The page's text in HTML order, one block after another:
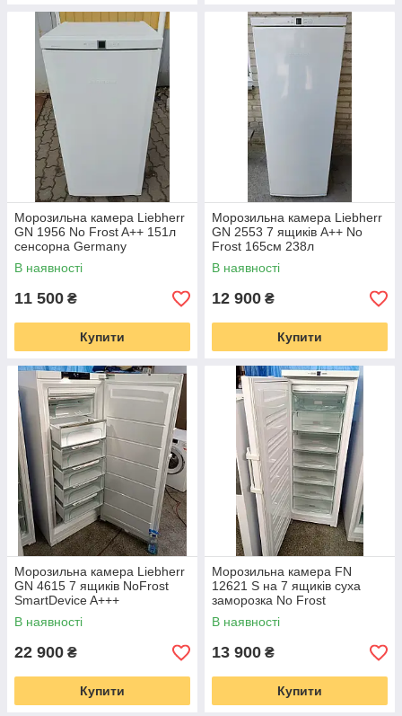
Морозильна камера Liebherr
GN 1956 No Frost A++ 151л
сенсорна Germany
В наявності
11 500 ₴
Купити
Морозильна камера Liebherr
GN 2553 7 ящиків А++ No
Frost 165см 238л
В наявності
12 900 ₴
Купити
Морозильна камера Liebherr
GN 4615 7 ящиків NoFrost
SmartDevice A+++
В наявності
22 900 ₴
Купити
Морозильна камера FN
12621 S на 7 ящиків суха
заморозка No Frost
В наявності
13 900 ₴
Купити